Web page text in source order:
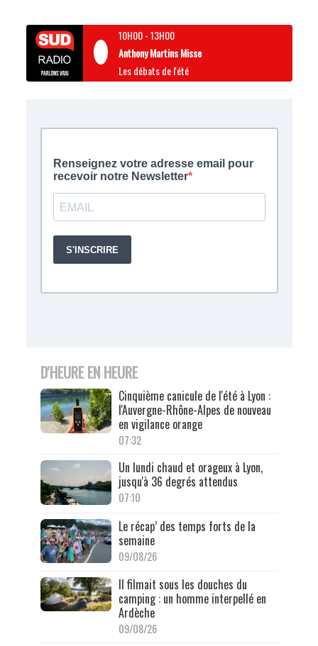
10H00-13H00
Anthony Martins Misse
Les débats de l'été
D'HEURE EN HEURE
Cinquième canicule de l'été à Lyon :
l'Auvergne-Rhône-Alpes de nouveau
en vigilance orange
07:32
Un lundi chaud et orageux à Lyon,
jusqu'à 36 degrés attendus
07:10
Le récap’ des temps forts de la
semaine
09/08/26
Il filmait sous les douches du
camping : un homme interpellé en
Ardèche
09/08/26